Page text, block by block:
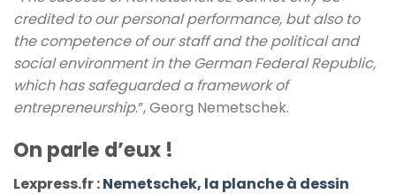
credited to our personal performance, but also to
the competence of our staff and the political and
social environment in the German Federal Republic,
which has safeguarded a framework of
entrepreneurship.”, Georg Nemetschek.
On parle d’eux !
Lexpress.fr :Nemetschek, la planche à dessin